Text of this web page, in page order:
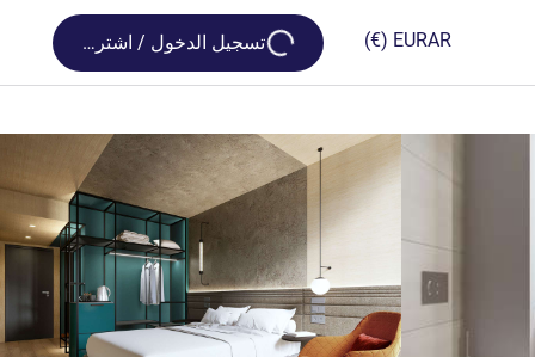
AR
EUR
(€)
Loading...
تسجيل الدخول / اشترك